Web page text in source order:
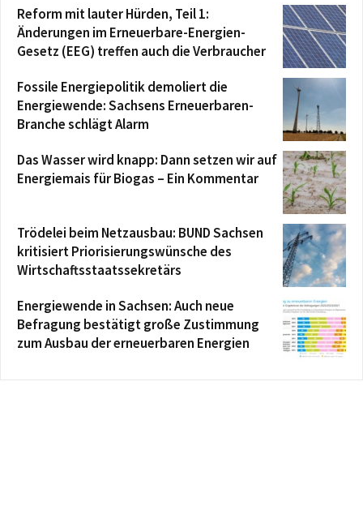
Reform mit lauter Hürden, Teil 1:
Änderungen im Erneuerbare-Energien-
Gesetz (EEG) treffen auch die Verbraucher
Fossile Energiepolitik demoliert die
Energiewende: Sachsens Erneuerbaren-
Branche schlägt Alarm
Das Wasser wird knapp: Dann setzen wir auf
Energiemais für Biogas – Ein Kommentar
Trödelei beim Netzausbau: BUND Sachsen
kritisiert Priorisierungswünsche des
Wirtschaftsstaatssekretärs
Energiewende in Sachsen: Auch neue
Befragung bestätigt große Zustimmung
zum Ausbau der erneuerbaren Energien